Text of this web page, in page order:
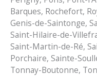
Barques, Rochefort,
Genis-de-Saintonge,
Saint-Hilaire-de-
Saint-Martin-de-Ré,
Porchaire, Sainte-
Tonnay-Boutonne,